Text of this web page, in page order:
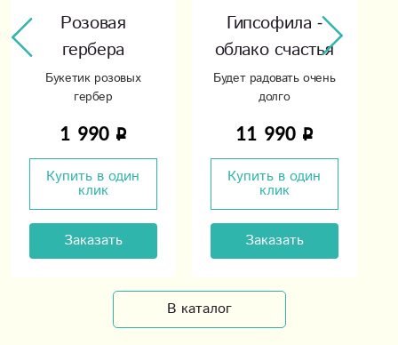
Розовая
гербера
Букетик розовых
гербер
1 990
Купить в один
клик
Заказать
Гипсофила -
облако счастья
Будет радовать очень
долго
11 990
Купить в один
клик
Заказать
В каталог